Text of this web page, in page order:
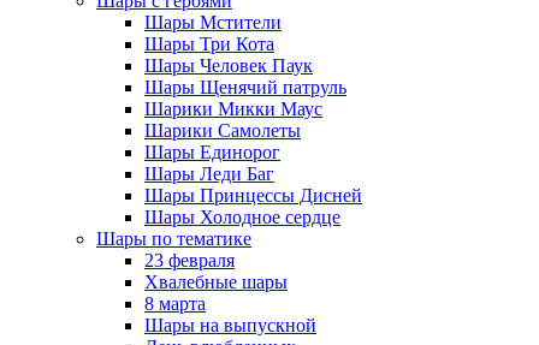
Шары Мстители
Шары Три Кота
Шары Человек Паук
Шары Щенячий патруль
Шарики Микки Маус
Шарики Самолеты
Шары Единорог
Шары Леди Баг
Шары Принцессы Дисней
Шары Холодное сердце
Шары по тематике
23 февраля
Хвалебные шары
8 марта
Шары на выпускной